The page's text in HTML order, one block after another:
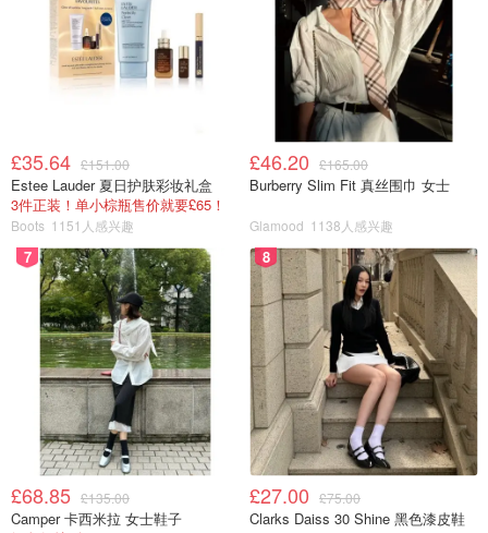
£35.64 £151.00
Estee Lauder 夏日护肤彩妆礼盒
3件正装！单小棕瓶售价就要£65！
Boots 1151人感兴趣
£46.20 £165.00
Burberry Slim Fit 真丝围巾 女士
Glamood 1138人感兴趣
7
£68.85 £135.00
Camper 卡西米拉 女士鞋子
8
£27.00 £75.00
Clarks Daiss 30 Shine 黑色漆皮鞋